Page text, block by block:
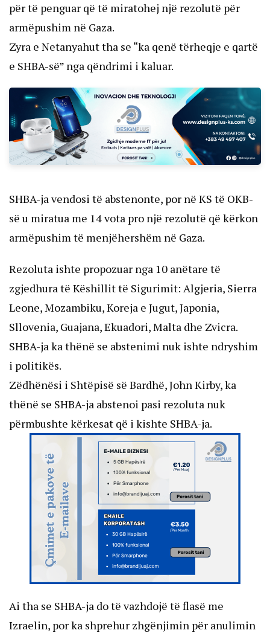
për të penguar që të miratohej një rezolutë për
armëpushim në Gaza.
Zyra e Netanyahut tha se “ka qenë tërheqje e qartë
e SHBA-së” nga qëndrimi i kaluar.
SHBA-ja vendosi të abstenonte, por në KS të OKB-
së u miratua me 14 vota pro një rezolutë që kërkon
armëpushim të menjëhershëm në Gaza.
Rezoluta ishte propozuar nga 10 anëtare të
zgjedhura të Këshillit të Sigurimit: Algjeria, Sierra
Leone, Mozambiku, Koreja e Jugut, Japonia,
Sllovenia, Guajana, Ekuadori, Malta dhe Zvicra.
SHBA-ja ka thënë se abstenimi nuk ishte ndryshim
i politikës.
Zëdhënësi i Shtëpisë së Bardhë, John Kirby, ka
thënë se SHBA-ja abstenoi pasi rezoluta nuk
përmbushte kërkesat që i kishte SHBA-ja.
Ai tha se SHBA-ja do të vazhdojë të flasë me
Izraelin, por ka shprehur zhgënjimin për anulimin